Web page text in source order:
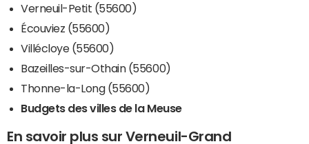
Verneuil-Petit (55600)
Écouviez (55600)
Villécloye (55600)
Bazeilles-sur-Othain (55600)
Thonne-la-Long (55600)
Budgets des villes de la Meuse
En savoir plus sur Verneuil-Grand